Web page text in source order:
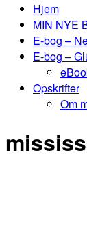
Hjem
MIN NYE
E-bog –
E-bog –
Opskrifter
Om